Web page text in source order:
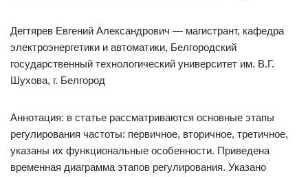
Дегтярев Евгений Александрович — магистрант, кафедра
электроэнергетики и автоматики, Белгородский
государственный технологический университет им. В.Г.
Шухова, г. Белгород
Аннотация: в статье рассматриваются основные этапы
регулирования частоты: первичное, вторичное, третичное,
указаны их функциональные особенности. Приведена
временная диаграмма этапов регулирования. Указано